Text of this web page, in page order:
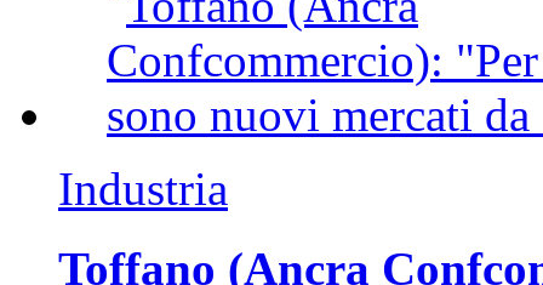
Industria
Toffano (Ancra